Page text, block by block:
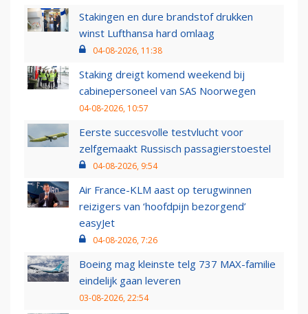
Stakingen en dure brandstof drukken
winst Lufthansa hard omlaag
04-08-2026, 11:38
Staking dreigt komend weekend bij
cabinepersoneel van SAS Noorwegen
04-08-2026, 10:57
Eerste succesvolle testvlucht voor
zelfgemaakt Russisch passagierstoestel
04-08-2026, 9:54
Air France-KLM aast op terugwinnen
reizigers van ‘hoofdpijn bezorgend’
easyJet
04-08-2026, 7:26
Boeing mag kleinste telg 737 MAX-familie
eindelijk gaan leveren
03-08-2026, 22:54